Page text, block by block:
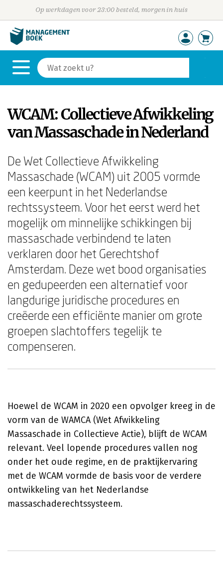
Op werkdagen voor 23:00 besteld, morgen in huis
WCAM: Collectieve Afwikkeling
van Massaschade in Nederland
De Wet Collectieve Afwikkeling
Massaschade (WCAM) uit 2005 vormde
een keerpunt in het Nederlandse
rechtssysteem. Voor het eerst werd het
mogelijk om minnelijke schikkingen bij
massaschade verbindend te laten
verklaren door het Gerechtshof
Amsterdam. Deze wet bood organisaties
en gedupeerden een alternatief voor
langdurige juridische procedures en
creëerde een efficiënte manier om grote
groepen slachtoffers tegelijk te
compenseren.
Hoewel de WCAM in 2020 een opvolger kreeg in de
vorm van de WAMCA (Wet Afwikkeling
Massaschade in Collectieve Actie), blijft de WCAM
relevant. Veel lopende procedures vallen nog
onder het oude regime, en de praktijkervaring
met de WCAM vormde de basis voor de verdere
ontwikkeling van het Nederlandse
massaschaderechtssysteem.